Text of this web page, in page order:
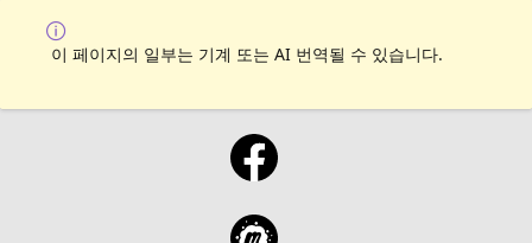
이 페이지의 일부는 기계 또는 AI 번역될 수 있습니다.